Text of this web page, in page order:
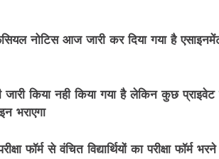
नोटिस आज जारी कर दिया गया है
जारी किया नही किया गया है लेकिन कुछ
भराएगा
फॉर्म से वंचित विद्यार्थियों का परीक्षा फॉर्म